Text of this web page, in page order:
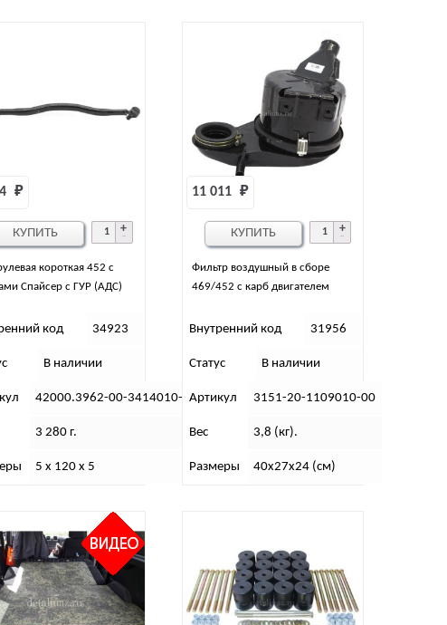
короткая 452 с
Спайсер с ГУР (АДС)
₽
код 34923
В наличии
42000.3962-00-3414010-01
3 280 г.
5 х 120 х 5
КУПИТЬ
Фильтр воздушный в сборе
469/452 с карб двигателем
11 011 ₽
Внутренний код 31956
Статус В наличии
Артикул 3151-20-1109010-00
Вес 3,8 (кг).
Размеры 40х27х24 (см)
КУПИТЬ